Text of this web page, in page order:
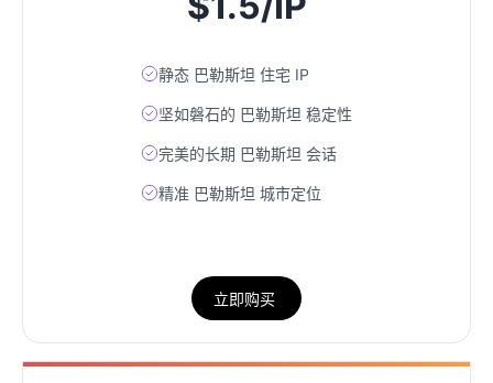
静态 巴勒斯坦 住宅 IP
坚如磐石的 巴勒斯坦 稳定性
完美的长期 巴勒斯坦 会话
精准 巴勒斯坦 城市定位
立即购买